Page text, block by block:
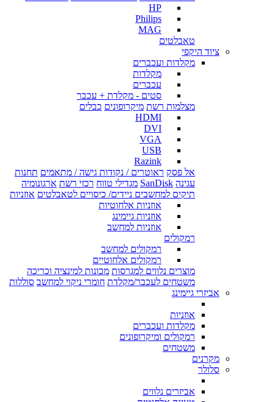
HP
Philips
MAG
טאבלטים
ציוד היקפי
מקלדות ועכברים
מקלדות
עכברים
סטים - מקלדת + עכבר
מצלמות רשת מיקרופונים כבלים
HDMI
DVI
VGA
USB
Razink
אל פסק ראוטרים / נקודות גישה / מתאמים תחנות
עגינה SanDisk מגדילי טווח רכזי רשת ארגונומיה
תיקים למחשבים ניידים/ כיסויים לטאבלטים אוזניות
אוזניות אלחוטיות
אוזניות גיימינג
אוזניות למחשב
רמקולים
רמקולים למחשב
רמקולים אלחוטיים
מוצרים נלווים למגרסות מכונות למינציה וכריכה
משטחים לעכבר/מקלדת חומרי ניקוי למחשב סוללות
אביזרי גיימינג
אוזניות
מקלדות ועכברים
רמקולים ומיקרופונים
משטחים
מקרנים
סלולר
אביזרים נלווים